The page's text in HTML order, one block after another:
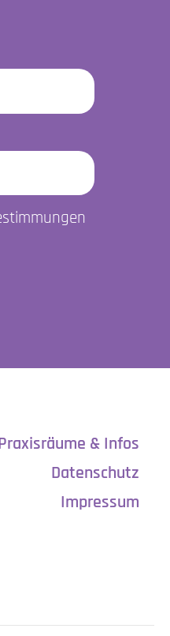
& Infos
Datenschutz
Impressum